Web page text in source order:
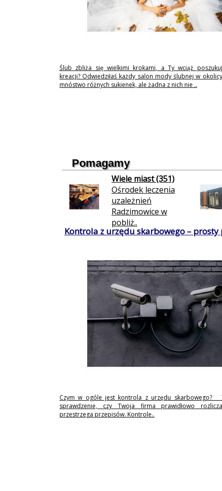
Ślub zbliża się wielkimi krokami, a Ty wciąż
kreacji? Odwiedziłaś każdy salon mody ślubnej w
mnóstwo różnych sukienek, ale żadna z nich nie ..
Pomagamy
Wiele miast (351)
Ośrodek leczenia
uzależnień
Radzimowice w
pobliż..
Kontrola z urzędu skarbowego –
Czym w ogóle jest kontrola z urzędu skarbowego?
sprawdzenie, czy Twoja firma prawidłowo
przestrzega przepisów. Kontrole..